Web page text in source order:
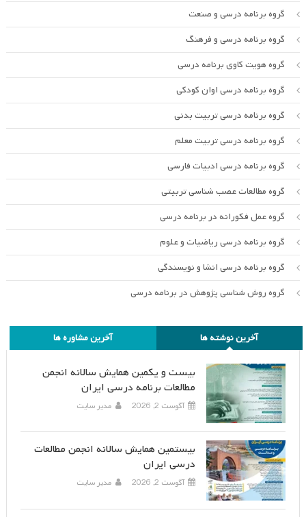
گروه برنامه درسی و صنعت
گروه برنامه درسی و فرهنگ
گروه هویت کاوی برنامه درسی
گروه برنامه درسی اوان کودکی
گروه برنامه درسی تربیت بدنی
گروه برنامه درسی تربیت معلم
گروه برنامه درسی ادبیات فارسی
گروه مطالعات عصب شناسی تربیتی
گروه عمل فکورانه در برنامه درسی
گروه برنامه درسی ریاضیات و علوم
گروه برنامه درسی انشا و نویسندگی
گروه روش شناسی پژوهش در برنامه درسی
آخرین نوشته ها آخرین مشاوره ها
بیست و یکمین همایش سالانه انجمن
مطالعات برنامه درسی ایران
آگوست 2, 2026 مدیر سایت
بیستمین همایش سالانه انجمن مطالعات
درسی ایران
آگوست 2, 2026 مدیر سایت